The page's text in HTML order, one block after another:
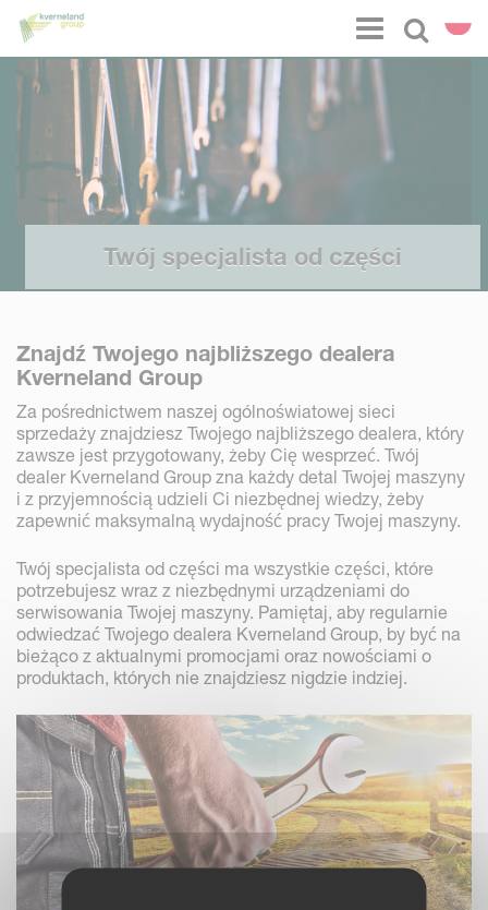
Select
Menu
Twój specjalista od części
Znajdź Twojego najbliższego dealera
Kverneland Group
Za pośrednictwem naszej ogólnoświatowej sieci
sprzedaży znajdziesz Twojego najbliższego dealera, który
zawsze jest przygotowany, żeby Cię wesprzeć. Twój
dealer Kverneland Group zna każdy detal Twojej maszyny
i z przyjemnością udzieli Ci niezbędnej wiedzy, żeby
zapewnić maksymalną wydajność pracy Twojej maszyny.
Twój specjalista od części ma wszystkie części, które
potrzebujesz wraz z niezbędnymi urządzeniami do
serwisowania Twojej maszyny. Pamiętaj, aby regularnie
odwiedzać Twojego dealera Kverneland Group, by być na
bieżąco z aktualnymi promocjami oraz nowościami o
produktach, których nie znajdziesz nigdzie indziej.
Panel zarządzania plikami cookies